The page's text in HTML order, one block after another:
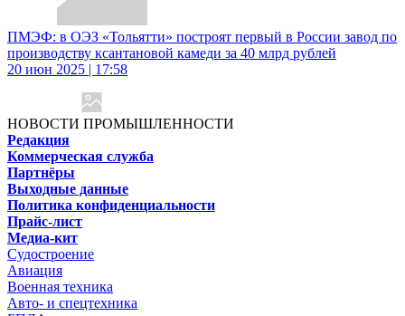
ПМЭФ: в ОЭЗ «Тольятти» построят первый в России завод по
производству ксантановой камеди за 40 млрд рублей
20 июн 2025 | 17:58
НОВОСТИ ПРОМЫШЛЕННОСТИ
Редакция
Коммерческая служба
Партнёры
Выходные данные
Политика конфиденциальности
Прайс-лист
Медиа-кит
Судостроение
Авиация
Военная техника
Авто- и спецтехника